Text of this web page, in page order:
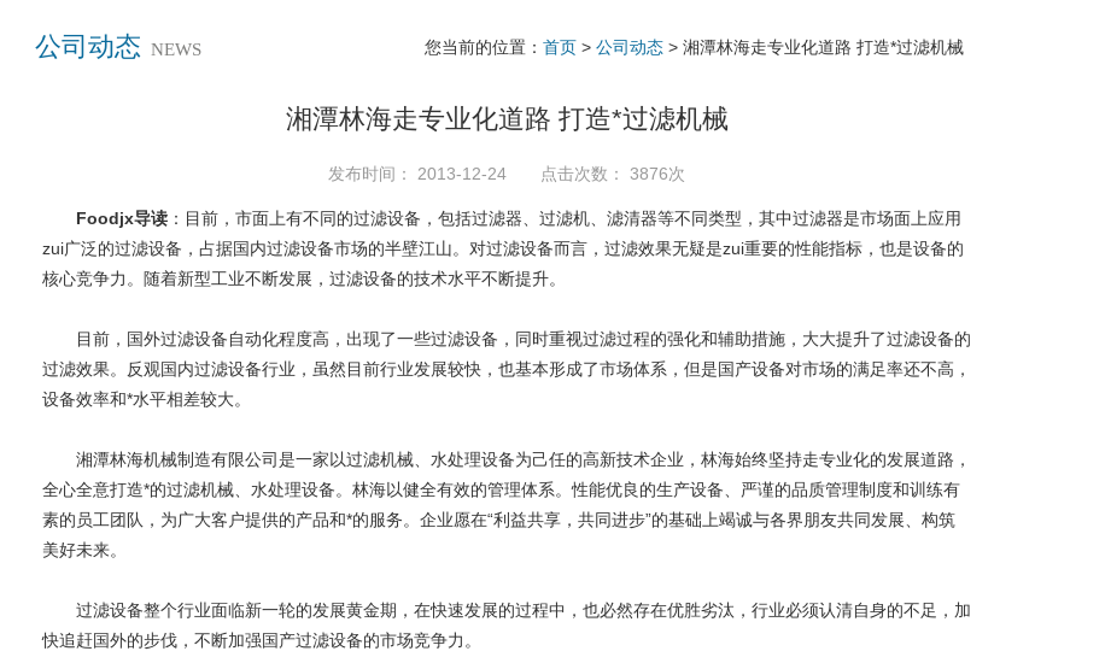
公司动态 NEWS 您当前的位置： 首页 > 公司动态 > 湘潭林海走专业化道路 打造*过滤机械
湘潭林海走专业化道路 打造*过滤机械
发布时间： 2013-12-24 点击次数： 3876次
Foodjx导读 ：目前，市面上有不同的过滤设备 ，包括过滤器、过滤机、滤清器等不同类型，其中过滤器是市场面上应用
zui广泛的过滤设备，占据国内过滤设备市场的半壁江山。对过滤设备而言，过滤效果无疑是zui重要的性能指标，也是设备的
核心竞争力。随着新型工业不断发展，过滤设备的技术水平不断提升。
目前，国外过滤设备自动化程度高，出现了一些过滤设备，同时重视过滤过程的强化和辅助措施，大大提升了过滤设备的
过滤效果。反观国内过滤设备行业，虽然目前行业发展较快，也基本形成了市场体系，但是国产设备对市场的满足率还不高，
设备效率和*水平相差较大。
湘潭林海机械制造有限公司是一家以过滤机械、水处理设备为己任的高新技术企业，林海始终坚持走专业化的发展道路，
全心全意打造*的过滤机械、水处理设备。林海以健全有效的管理体系。性能优良的生产设备、严谨的品质管理制度和训练有
素的员工团队，为广大客户提供的产品和*的服务。企业愿在“利益共享，共同进步”的基础上竭诚与各界朋友共同发展、构筑
美好未来。
过滤设备整个行业面临新一轮的发展黄金期，在快速发展的过程中，也必然存在优胜劣汰，行业必须认清自身的不足，加
快追赶国外的步伐，不断加强国产过滤设备的市场竞争力。